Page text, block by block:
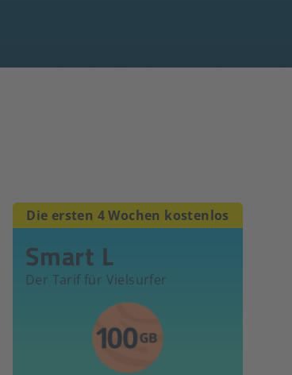
Die ersten 4 Wochen kostenlos
Smart L
Der Tarif für Vielsurfer